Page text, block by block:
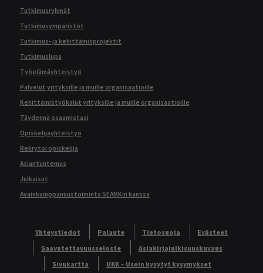
Tutkimusryhmät
Tutkimusympäristöt
Tutkimus- ja kehittämisprojektit
Tutkimuslupa
Työelämäyhteistyö
Palvelut yrityksille ja muille organisaatioille
Kehittämistyökalut yrityksille ja muille organisaatioille
Täydennä osaamistasi
Opiskelijayhteistyö
Rekrytoi opiskelija
Asiantuntemus
Julkaisut
Avainkumppanuustoiminta SEAMKin kanssa
Yhteystiedot Palaute Tietosuoja
Evästeet
Saavutettavuusseloste
Asiakirjajulkisuuskuvaus
Sivukartta
UKK – Usein kysytyt kysymykset